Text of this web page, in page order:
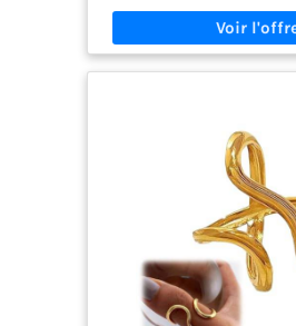
bague de pouce en or est
surface est brillante, la taille
ÉPAISSES EN ARGENT :
épaisse en or est disponible
et argent. La bague de pouce
stylée, la bague de pouce en
et vous pouvez choisir le
votre tenue BIJOUX
bijoux asymétriques unique
apparence, convient pour les
cérémonies de remise des